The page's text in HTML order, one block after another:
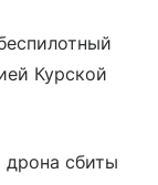
Курской
сбиты